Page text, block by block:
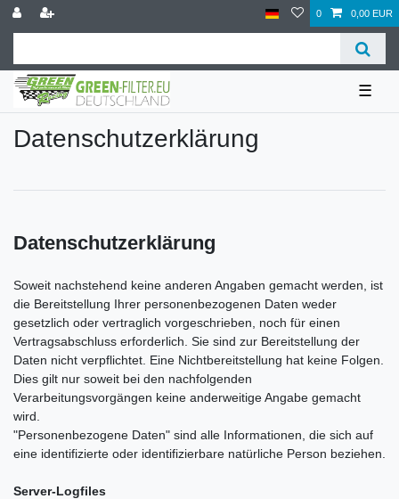
0 0,00 EUR
☰
Daten­schutz­erklärung
Datenschutzerklärung
Soweit nachstehend keine anderen Angaben gemacht werden, ist
die Bereitstellung Ihrer personenbezogenen Daten weder
gesetzlich oder vertraglich vorgeschrieben, noch für einen
Vertragsabschluss erforderlich. Sie sind zur Bereitstellung der
Daten nicht verpflichtet. Eine Nichtbereitstellung hat keine Folgen.
Dies gilt nur soweit bei den nachfolgenden
Verarbeitungsvorgängen keine anderweitige Angabe gemacht
wird.
"Personenbezogene Daten" sind alle Informationen, die sich auf
eine identifizierte oder identifizierbare natürliche Person beziehen.
Server-Logfiles